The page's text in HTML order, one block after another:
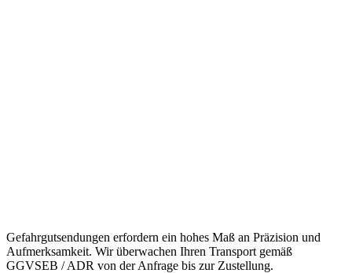
Gefahrgutsendungen erfordern ein hohes Maß an Präzision und
Aufmerksamkeit. Wir überwachen Ihren Transport gemäß
GGVSEB / ADR von der Anfrage bis zur Zustellung.